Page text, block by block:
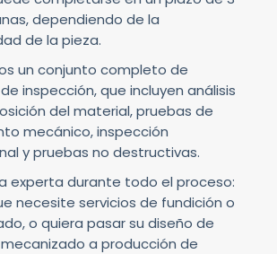
dependiendo de la
de la pieza.
un conjunto completo de
inspección, que incluyen análisis
del material, pruebas de
mecánico, inspección
y pruebas no destructivas.
experta durante todo el proceso:
necesite servicios de fundición o
o quiera pasar su diseño de
a producción de